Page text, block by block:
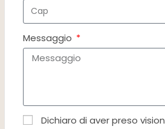
Messaggio
Dichiaro di aver preso